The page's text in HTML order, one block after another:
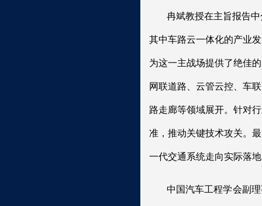
冉斌教授在主旨报告
其中车路云一体化的产业
为这一主战场提供了绝佳
网联道路、云管云控、车
路走廊等领域展开。针对
准，推动关键技术攻关。
一代交通系统走向实际落
中国汽车工程学会副